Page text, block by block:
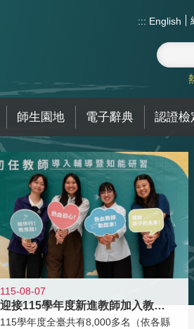
::: English
師生園地 電子辭典 認證檢
115-08-07
迎接115學年度新進教師加入教育現
115學年度全臺共有8,000多名（依各縣